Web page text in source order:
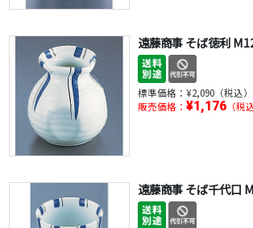
遠藤商事 そば徳利
標準価格： ¥2,090（税込）
販売価格： ¥1,176（税込
遠藤商事 そば千代口